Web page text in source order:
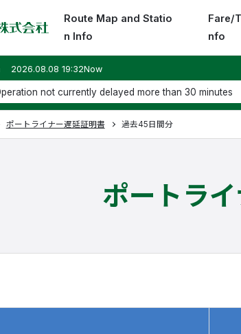
Route Map and Statio
n Info
Fare/
nfo
2026.08.08 19:32Now
not currently delayed more than 30 minutes
ポートライナー遅延証明書 過去45日間分
ポートラ